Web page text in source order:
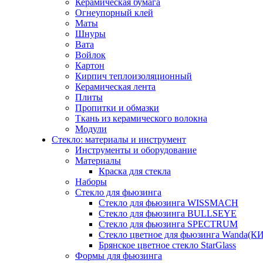
Керамическая бумага
Огнеупорный клей
Маты
Шнуры
Вата
Войлок
Картон
Кирпич теплоизоляционный
Керамическая лента
Плиты
Пропитки и обмазки
Ткань из керамического волокна
Модули
Стекло: материалы и инструмент
Инструменты и оборудование
Материалы
Краска для стекла
Наборы
Стекло для фьюзинга
Стекло для фьюзинга WISSMACH
Стекло для фьюзинга BULLSEYE
Стекло для фьюзинга SPECTRUM
Стекло цветное для фьюзинга
Брянское цветное стекло StarGlass
Формы для фьюзинга